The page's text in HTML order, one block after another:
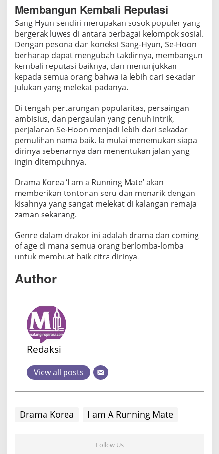
n
S
o
Membangun Kembali Reputasi
Sang Hyun sendiri merupakan sosok populer yang
bergerak luwes di antara berbagai kelompok sosial.
Dengan pesona dan koneksi Sang-Hyun, Se-Hoon
berharap dapat mengubah takdirnya, membangun
kembali reputasi baiknya, dan menunjukkan
kepada semua orang bahwa ia lebih dari sekadar
julukan yang melekat padanya.
Di tengah pertarungan popularitas, persaingan
ambisius, dan pergaulan yang penuh intrik,
perjalanan Se-Hoon menjadi lebih dari sekadar
pemulihan nama baik. Ia mulai menemukan siapa
dirinya sebenarnya dan menentukan jalan yang
ingin ditempuhnya.
Drama Korea ‘I am a Running Mate’ akan
memberikan tontonan seru dan menarik dengan
kisahnya yang sangat melekat di kalangan remaja
zaman sekarang.
Genre dalam drakor ini adalah drama dan coming
of age di mana semua orang berlomba-lomba
untuk membuat baik citra dirinya.
Author
Redaksi
View all posts
Drama Korea I am A Running Mate
Follow Us